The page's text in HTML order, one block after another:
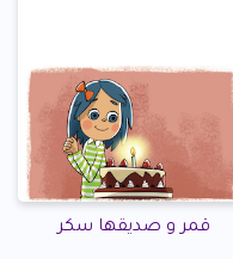
قمر و صديقها سكر